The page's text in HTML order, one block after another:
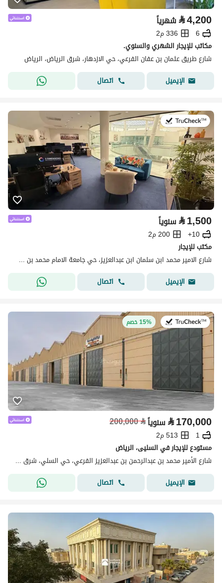
⃁4,200 شهرياً
6
336 م2
مكاتب للإيجار الشهري والسنوي.
شارع طريق عثمان بن عفان الفرعي، حي الازدهار، شرق الرياض، الرياض
الإيميل
اتصال
في:27 يوليو 2026
⃁1,500 سنوياً
10+
200 م2
مكتب للإيجار
شارع الامير محمد ابن سلمان ابن عبدالعزيز، حي جامعة الامام محمد بن سعود الإسلامية، شمال الرياض، الرياض
الإيميل
اتصال
في:2 أغسطس 202615% خصم
⃁170,000 سنوياً⃁
200,000
1
513 م2
مستودع للإيجار في السليى، الرياض
شارع الأمير محمد بن عبدالرحمن بن عبدالعزيز الفرعي، حي السلي، شرق الرياض، الرياض
الإيميل
اتصال